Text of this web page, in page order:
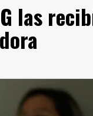
las